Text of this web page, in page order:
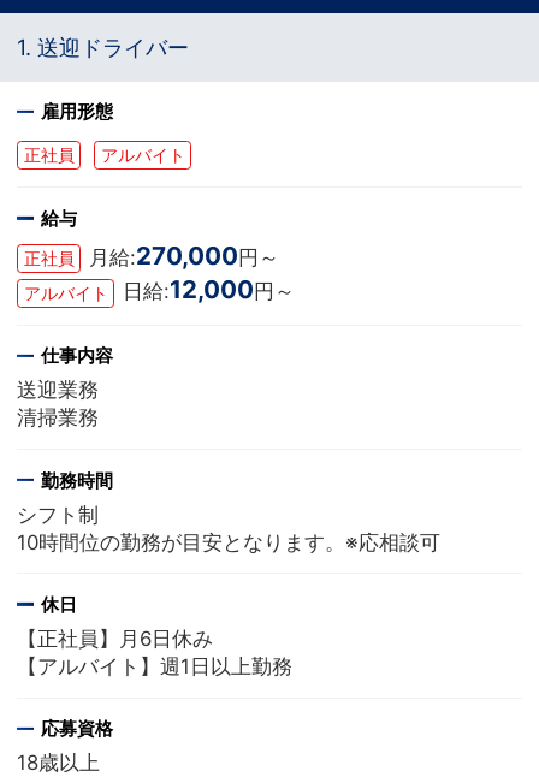
1. 送迎ドライバー
雇用形態
正社員 アルバイト
給与
正社員 月給:270,000円～
アルバイト 日給:12,000 円～
仕事内容
送迎業務
清掃業務
勤務時間
シフト制
10時間位の勤務が目安となります。※応相談可
休日
【正社員】月6日休み
【アルバイト】週1日以上勤務
応募資格
18歳以上